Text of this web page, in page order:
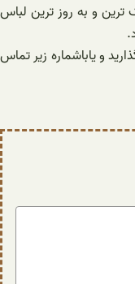
و به روز ترین لباس
و یاباشماره زیر تماس